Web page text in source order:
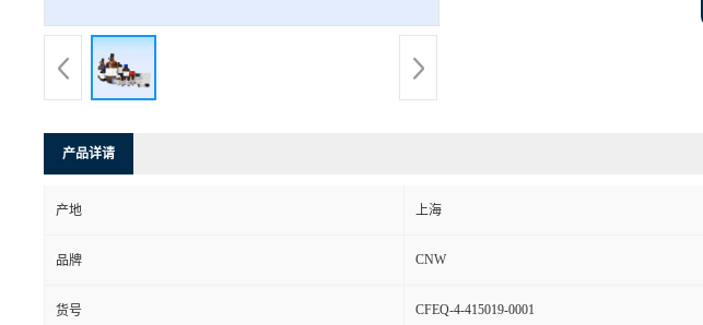
产品详请
产地 上海
品牌 CNW
货号 CFEQ-4-415019-0001